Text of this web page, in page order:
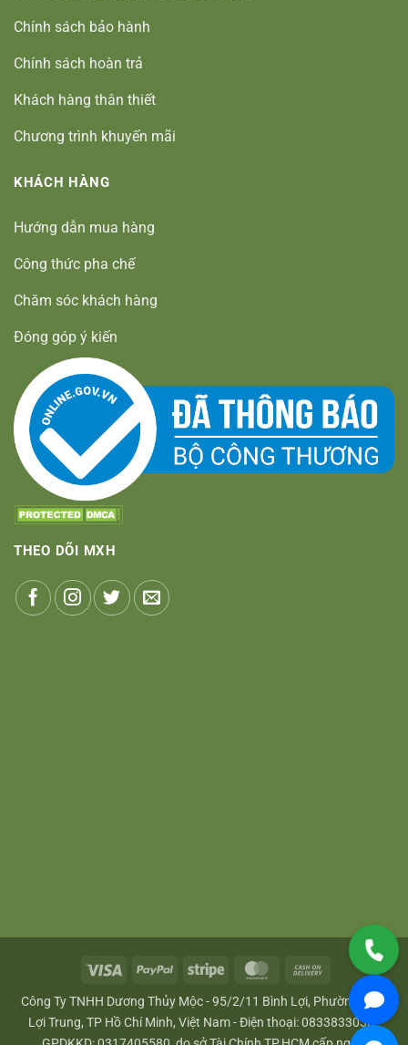
Chính sách bảo hành
Chính sách hoàn trả
Khách hàng thân thiết
Chương trình khuyến mãi
KHÁCH HÀNG
Hướng dẫn mua hàng
Công thức pha chế
Chăm sóc khách hàng
Đóng góp ý kiến
THEO DÕI MXH
Visa PayPal Stripe MasterCardCash
Delivery
Công Ty TNHH Dương Thủy Mộc - 95/2/11 Bình Lợi, Phường Bình
Lợi Trung, TP Hồ Chí Minh, Việt Nam - Điện thoại: 0833833033 -